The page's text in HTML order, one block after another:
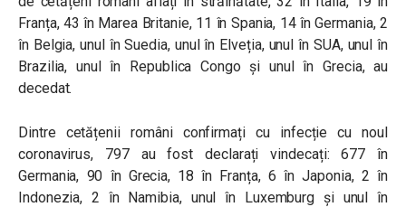
Franța, 43 în Marea Britanie, 11 în Spania, 14 în Germania, 2
în Belgia, unul în Suedia, unul în Elveția, unul în SUA, unul în
Brazilia, unul în Republica Congo și unul în Grecia, au
decedat.
Dintre cetățenii români confirmați cu infecție cu noul
coronavirus, 797 au fost declarați vindecați: 677 în
Germania, 90 în Grecia, 18 în Franța, 6 în Japonia, 2 în
Indonezia, 2 în Namibia, unul în Luxemburg și unul în